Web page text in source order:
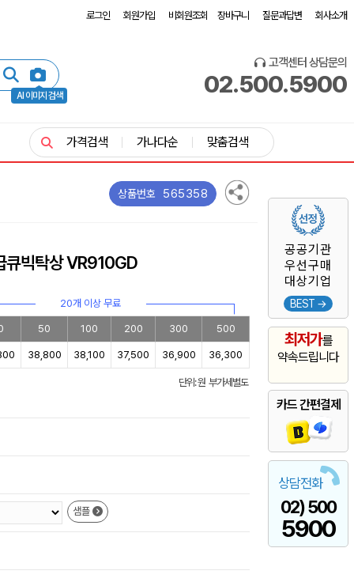
로그인 회원가입 비회원조회 장바구니 질문과답변 회사소개
AI 이미지 검색
고객센터 상담문의
02.500.5900
공공기관
우선구매
대상기업
BEST →
최저가를
약속드립니다
카드 간편결제
상담전화
02) 500
5900
가격검색 가나다순 맞춤검색
상품번호 565358
큐빅탁상 VR910GD
20개 이상 무료
50 100 200 300 500
38,800 38,100 37,500 36,900 36,300
단위: 원 부가세별도
샘플